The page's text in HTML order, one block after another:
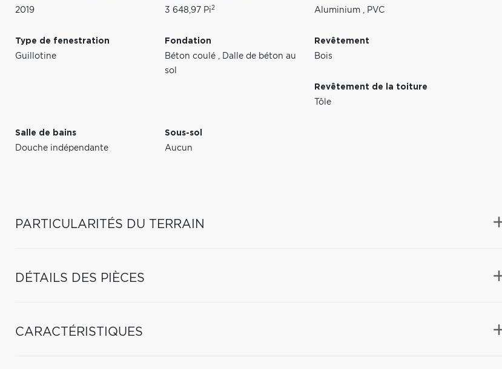
2019
3 648,97 Pi2
Aluminium , PVC
Type de fenestration
Guillotine
Fondation
Béton coulé , Dalle de béton au
sol
Revêtement
Bois
Revêtement de la toiture
Tôle
Salle de bains
Douche indépendante
Sous-sol
Aucun
PARTICULARITÉS DU TERRAIN
DÉTAILS DES PIÈCES
CARACTÉRISTIQUES